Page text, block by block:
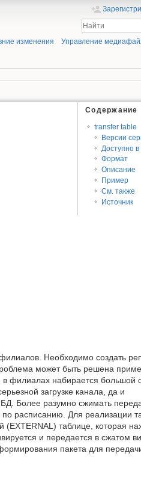
изменения Управление
Содержание
transfer table
Версии
Доступно в
Формат
Описание
Пример
См. также
Источник
Необходимо создать
может быть решена
в филиалах набирается большой
загрузке канала, да и
Более разумно сжимать
расписанию. Для реализации
таблице, которая
и передается в сжатом
пакета для